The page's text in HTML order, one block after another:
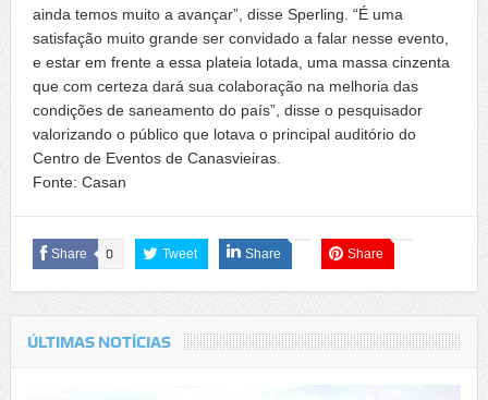
ainda temos muito a avançar”, disse Sperling. “É uma
satisfação muito grande ser convidado a falar nesse evento,
e estar em frente a essa plateia lotada, uma massa cinzenta
que com certeza dará sua colaboração na melhoria das
condições de saneamento do país”, disse o pesquisador
valorizando o público que lotava o principal auditório do
Centro de Eventos de Canasvieiras.
Fonte: Casan
Share 0 Tweet Share Share
ÚLTIMAS NOTÍCIAS